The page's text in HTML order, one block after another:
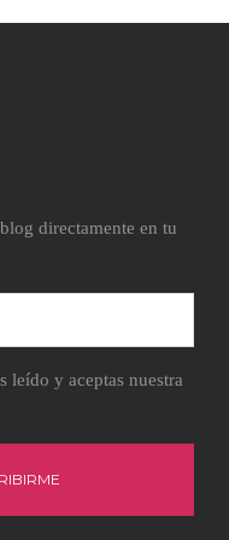
directamente en tu
leído y aceptas nuestra